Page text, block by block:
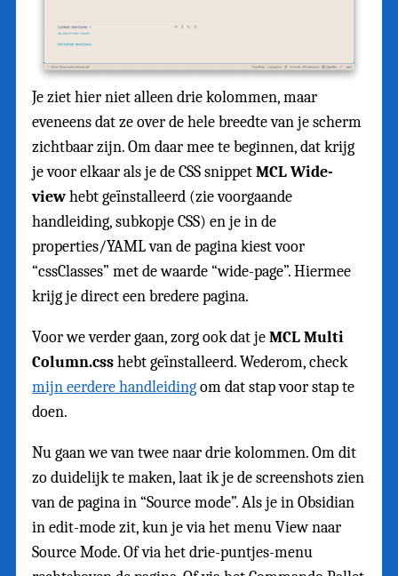
Je ziet hier niet alleen drie kolommen, maar
eveneens dat ze over de hele breedte van je scherm
zichtbaar zijn. Om daar mee te beginnen, dat krijg
je voor elkaar als je de CSS snippetMCL Wide-
viewhebt geïnstalleerd (zie voorgaande
handleiding, subkopje CSS) en je in de
properties/YAML van de pagina kiest voor
“cssClasses” met de waarde “wide-page”. Hiermee
krijg je direct een bredere pagina.
Voor we verder gaan, zorg ook dat jeMCL Multi
Column.csshebt geïnstalleerd. Wederom, check
mijn eerdere handleidingom dat stap voor stap te
doen.
Nu gaan we van twee naar drie kolommen. Om dit
zo duidelijk te maken, laat ik je de screenshots zien
van de pagina in “Source mode”. Als je in Obsidian
in edit-mode zit, kun je via het menu View naar
Source Mode. Of via het drie-puntjes-menu